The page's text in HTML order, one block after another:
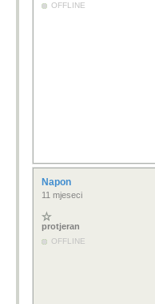
OFFLINE
Napon
11 mjeseci
protjeran
OFFLINE